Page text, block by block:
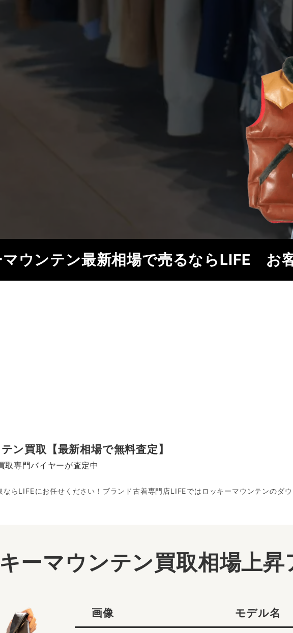
ウンテン最新相場で売るならLIFE お
ン買取【最新相場で無料査定】
取専門バイヤーが査定中
ならLIFEにお任せください！ブランド古着専門店LIFEではロッキーマウンテンのダ
ーマウンテン買取相場上昇
画像 モデル名